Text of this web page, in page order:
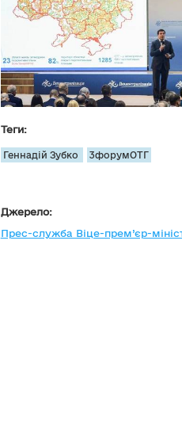
Теги:
Геннадій Зубко 3форумОТГ
Джерело:
Прес-служба Віце-прем’єр-